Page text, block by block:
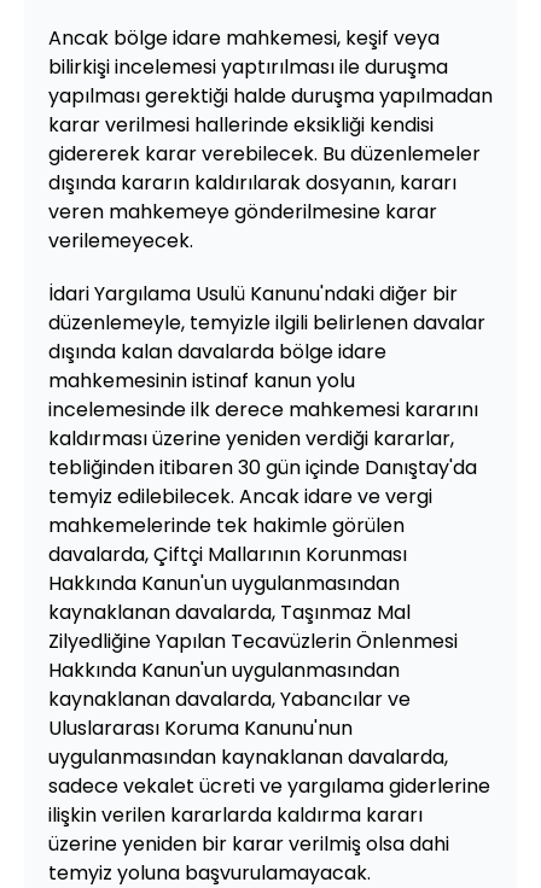
Ancak bölge idare mahkemesi, keşif veya
bilirkişi incelemesi yaptırılması ile duruşma
yapılması gerektiği halde duruşma yapılmadan
karar verilmesi hallerinde eksikliği kendisi
gidererek karar verebilecek. Bu düzenlemeler
dışında kararın kaldırılarak dosyanın, kararı
veren mahkemeye gönderilmesine karar
verilemeyecek.
İdari Yargılama Usulü Kanunu'ndaki diğer bir
düzenlemeyle, temyizle ilgili belirlenen davalar
dışında kalan davalarda bölge idare
mahkemesinin istinaf kanun yolu
incelemesinde ilk derece mahkemesi kararını
kaldırması üzerine yeniden verdiği kararlar,
tebliğinden itibaren 30 gün içinde Danıştay'da
temyiz edilebilecek. Ancak idare ve vergi
mahkemelerinde tek hakimle görülen
davalarda, Çiftçi Mallarının Korunması
Hakkında Kanun'un uygulanmasından
kaynaklanan davalarda, Taşınmaz Mal
Zilyedliğine Yapılan Tecavüzlerin Önlenmesi
Hakkında Kanun'un uygulanmasından
kaynaklanan davalarda, Yabancılar ve
Uluslararası Koruma Kanunu'nun
uygulanmasından kaynaklanan davalarda,
sadece vekalet ücreti ve yargılama giderlerine
ilişkin verilen kararlarda kaldırma kararı
üzerine yeniden bir karar verilmiş olsa dahi
temyiz yoluna başvurulamayacak.